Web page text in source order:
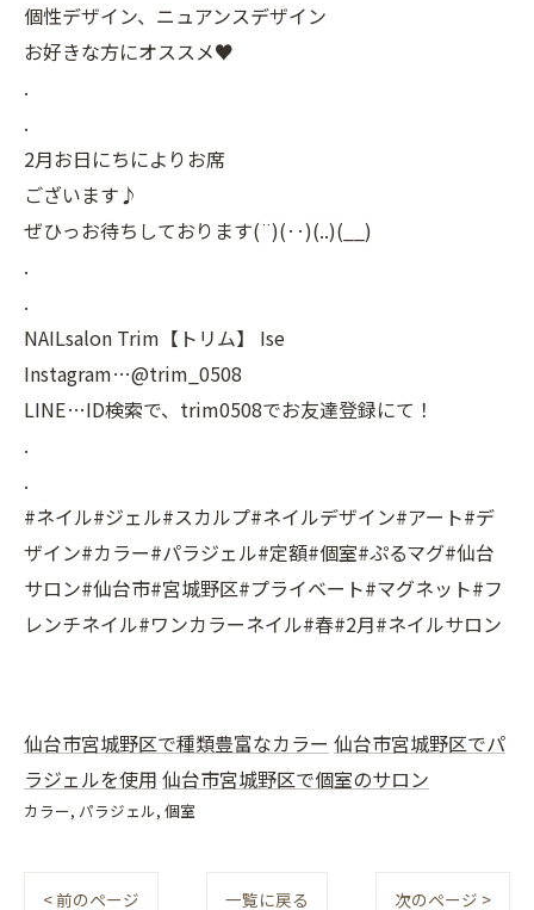
個性デザイン、ニュアンスデザイン
お好きな方にオススメ♥️
.
.
2月お日にちによりお席
ございます♪
ぜひっお待ちしております(¨)(‥)(..)(__)
.
.
NAILsalon Trim【トリム】 Ise
Instagram…@trim_0508
LINE…ID検索で、trim0508でお友達登録にて！
.
.
#ネイル#ジェル#スカルプ#ネイルデザイン#アート#デ
ザイン#カラー#パラジェル#定額#個室#ぷるマグ#仙台
サロン#仙台市#宮城野区#プライベート#マグネット#フ
レンチネイル#ワンカラーネイル#春#2月#ネイルサロン
仙台市宮城野区で種類豊富なカラー 仙台市宮城野区でパ
ラジェルを使用 仙台市宮城野区で個室のサロン
カラー パラジェル 個室
< 前のページ 一覧に戻る 次のページ >